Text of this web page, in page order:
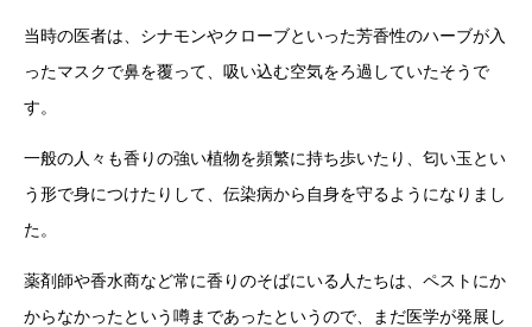
当時の医者は、シナモンやクローブといった芳香性のハーブが入
ったマスクで鼻を覆って、吸い込む空気をろ過していたそうで
す。
一般の人々も香りの強い植物を頻繁に持ち歩いたり、匂い玉とい
う形で身につけたりして、伝染病から自身を守るようになりまし
た。
薬剤師や香水商など常に香りのそばにいる人たちは、ペストにか
からなかったという噂まであったというので、まだ医学が発展し